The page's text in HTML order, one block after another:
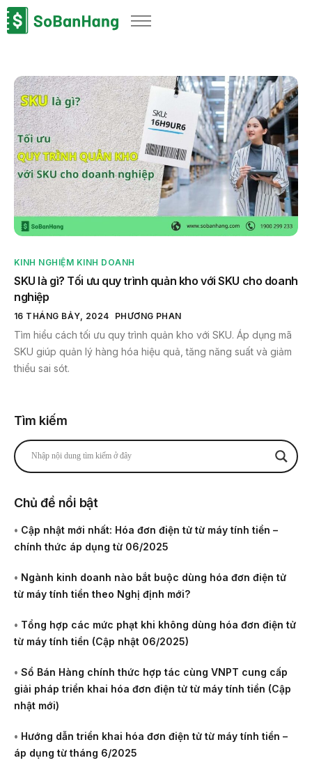
Sản phẩm
Bảng giá
Blog
Thông tin thuế
Về chúng tôi
KINH NGHIỆM KINH DOANH
SKU là gì? Tối ưu quy trình quản kho với SKU cho doanh
nghiệp
16 THÁNG BẢY, 2024 PHƯƠNG PHAN
Tìm hiểu cách tối ưu quy trình quản kho với SKU. Áp dụng mã
SKU giúp quản lý hàng hóa hiệu quả, tăng năng suất và giảm
thiểu sai sót.
Tìm kiếm
Chủ đề nổi bật
• Cập nhật mới nhất: Hóa đơn điện tử từ máy tính tiền –
chính thức áp dụng từ 06/2025
• Ngành kinh doanh nào bắt buộc dùng hóa đơn điện tử
từ máy tính tiền theo Nghị định mới?
• Tổng hợp các mức phạt khi không dùng hóa đơn điện tử
từ máy tính tiền (Cập nhật 06/2025)
• Sổ Bán Hàng chính thức hợp tác cùng VNPT cung cấp
giải pháp triển khai hóa đơn điện tử từ máy tính tiền (Cập
nhật mới)
• Hướng dẫn triển khai hóa đơn điện tử từ máy tính tiền –
áp dụng từ tháng 6/2025